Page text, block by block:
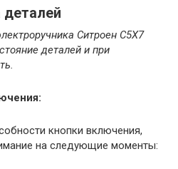
деталей
Ситроен С5Х7
деталей и при
кнопки включения,
на следующие моменты: